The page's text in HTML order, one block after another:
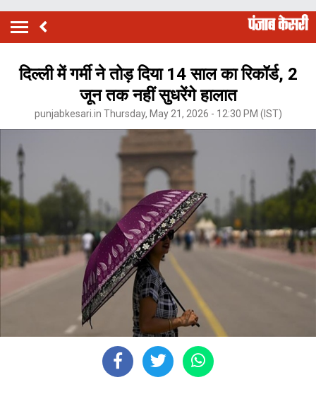
दिल्ली में गर्मी ने तोड़ दिया 14 साल का रिकॉर्ड, 2
जून तक नहीं सुधरेंगे हालात
punjabkesari.in Thursday, May 21, 2026 - 12:30 PM (IST)